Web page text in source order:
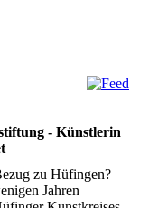
- Künstlerin
zu Hüfingen?
Jahren